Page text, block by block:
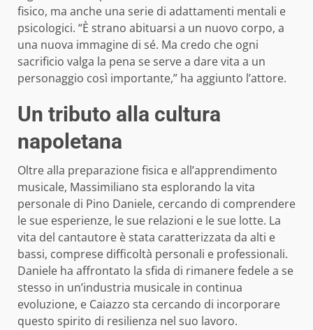
fisico, ma anche una serie di adattamenti mentali e
psicologici. “È strano abituarsi a un nuovo corpo, a
una nuova immagine di sé. Ma credo che ogni
sacrificio valga la pena se serve a dare vita a un
personaggio così importante,” ha aggiunto l’attore.
Un tributo alla cultura
napoletana
Oltre alla preparazione fisica e all’apprendimento
musicale, Massimiliano sta esplorando la vita
personale di Pino Daniele, cercando di comprendere
le sue esperienze, le sue relazioni e le sue lotte. La
vita del cantautore è stata caratterizzata da alti e
bassi, comprese difficoltà personali e professionali.
Daniele ha affrontato la sfida di rimanere fedele a se
stesso in un’industria musicale in continua
evoluzione, e Caiazzo sta cercando di incorporare
questo spirito di resilienza nel suo lavoro.